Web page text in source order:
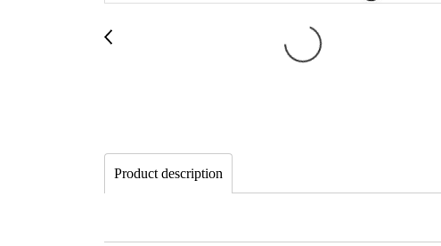
Product description